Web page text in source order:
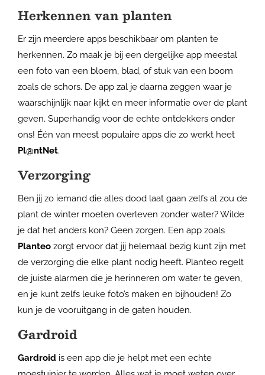
Herkennen van planten
Er zijn meerdere apps beschikbaar om planten te
herkennen. Zo maak je bij een dergelijke app meestal
een foto van een bloem, blad, of stuk van een boom
zoals de schors. De app zal je daarna zeggen waar je
waarschijnlijk naar kijkt en meer informatie over de plant
geven. Superhandig voor de echte ontdekkers onder
ons! Één van meest populaire apps die zo werkt heet
Pl@ntNet.
Verzorging
Ben jij zo iemand die alles dood laat gaan zelfs al zou de
plant de winter moeten overleven zonder water? Wilde
je dat het anders kon? Geen zorgen. Een app zoals
Planteo zorgt ervoor dat jij helemaal bezig kunt zijn met
de verzorging die elke plant nodig heeft. Planteo regelt
de juiste alarmen die je herinneren om water te geven,
en je kunt zelfs leuke foto’s maken en bijhouden! Zo
kun je de vooruitgang in de gaten houden.
Gardroid
Gardroid is een app die je helpt met een echte